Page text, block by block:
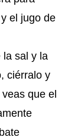
el jugo de
la sal y la
ciérralo y
que el